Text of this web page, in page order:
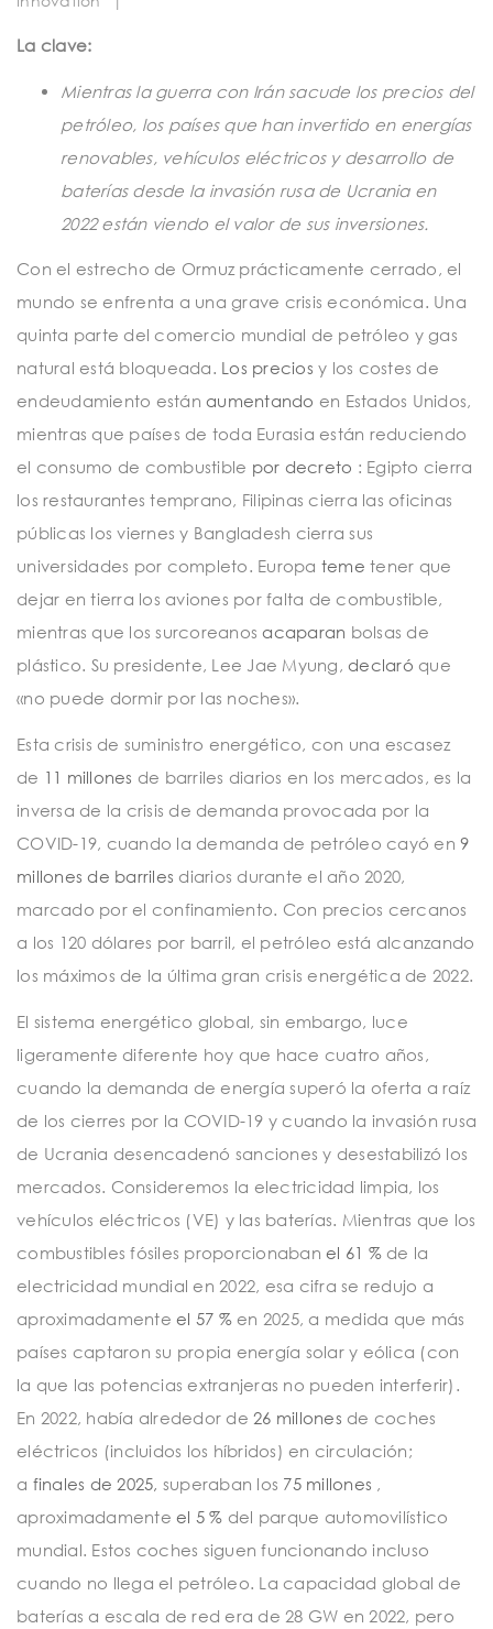
La clave:
Mientras la guerra con Irán sacude los precios del
petróleo, los países que han invertido en energías
renovables, vehículos eléctricos y desarrollo de
baterías desde la invasión rusa de Ucrania en
2022 están viendo el valor de sus inversiones.
Con el estrecho de Ormuz prácticamente cerrado, el
mundo se enfrenta a una grave crisis económica. Una
quinta parte del comercio mundial de petróleo y gas
natural está bloqueada. Los precios y los costes de
endeudamiento están aumentando en Estados Unidos,
mientras que países de toda Eurasia están reduciendo
el consumo de combustible por decreto : Egipto cierra
los restaurantes temprano, Filipinas cierra las oficinas
públicas los viernes y Bangladesh cierra sus
universidades por completo. Europa teme tener que
dejar en tierra los aviones por falta de combustible,
mientras que los surcoreanosacaparan bolsas de
plástico. Su presidente, Lee Jae Myung, declaró que
«no puede dormir por las noches».
Esta crisis de suministro energético, con una escasez
de 11 millones de barriles diarios en los mercados, es la
inversa de la crisis de demanda provocada por la
COVID-19, cuando la demanda de petróleo cayó en 9
millones de barriles diarios durante el año 2020,
marcado por el confinamiento. Con precios cercanos
a los 120 dólares por barril, el petróleo está alcanzando
los máximos de la última gran crisis energética de 2022.
El sistema energético global, sin embargo, luce
ligeramente diferente hoy que hace cuatro años,
cuando la demanda de energía superó la oferta a raíz
de los cierres por la COVID-19 y cuando la invasión rusa
de Ucrania desencadenó sanciones y desestabilizó los
mercados. Consideremos la electricidad limpia, los
vehículos eléctricos (VE) y las baterías. Mientras que los
combustibles fósiles proporcionaban el 61 %de la
electricidad mundial en 2022, esa cifra se redujo a
aproximadamente el 57 %en 2025, a medida que más
países captaron su propia energía solar y eólica (con
la que las potencias extranjeras no pueden interferir).
En 2022, había alrededor de 26 millones de coches
eléctricos (incluidos los híbridos) en circulación;
a finales de 2025, superaban los 75 millones
aproximadamente el 5 % del parque automovilístico
mundial. Estos coches siguen funcionando incluso
cuando no llega el petróleo. La capacidad global de
baterías a escala de red era de 28 GW en 2022, pero